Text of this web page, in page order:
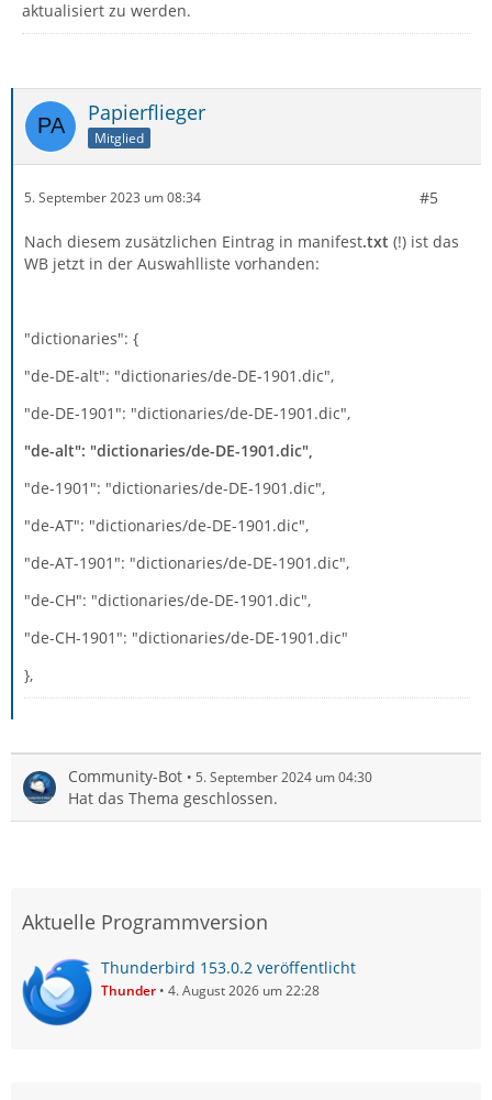
aktualisiert zu werden.
Papierflieger
Mitglied
5. September 2023 um 08:34 #5
Nach diesem zusätzlichen Eintrag in manifest.txt (!) ist das
WB jetzt in der Auswahlliste vorhanden:
"dictionaries": {
"de-DE-alt": "dictionaries/de-DE-1901.dic",
"de-DE-1901": "dictionaries/de-DE-1901.dic",
"de-alt": "dictionaries/de-DE-1901.dic",
"de-1901": "dictionaries/de-DE-1901.dic",
"de-AT": "dictionaries/de-DE-1901.dic",
"de-AT-1901": "dictionaries/de-DE-1901.dic",
"de-CH": "dictionaries/de-DE-1901.dic",
"de-CH-1901": "dictionaries/de-DE-1901.dic"
},
Community-Bot 5. September 2024 um 04:30
Hat das Thema geschlossen.
Aktuelle Programmversion
Thunderbird 153.0.2 veröffentlicht
Thunder 4. August 2026 um 22:28